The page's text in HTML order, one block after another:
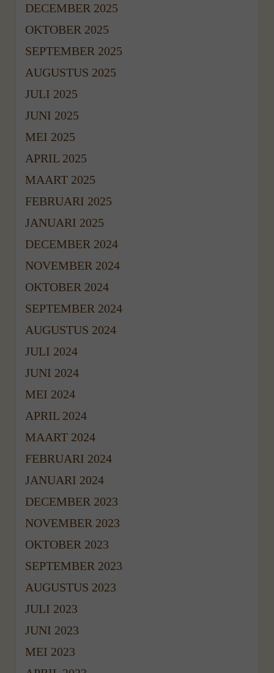
DECEMBER 2025
OKTOBER 2025
SEPTEMBER 2025
AUGUSTUS 2025
JULI 2025
JUNI 2025
MEI 2025
APRIL 2025
MAART 2025
FEBRUARI 2025
JANUARI 2025
DECEMBER 2024
NOVEMBER 2024
OKTOBER 2024
SEPTEMBER 2024
AUGUSTUS 2024
JULI 2024
JUNI 2024
MEI 2024
APRIL 2024
MAART 2024
FEBRUARI 2024
JANUARI 2024
DECEMBER 2023
NOVEMBER 2023
OKTOBER 2023
SEPTEMBER 2023
AUGUSTUS 2023
JULI 2023
JUNI 2023
MEI 2023